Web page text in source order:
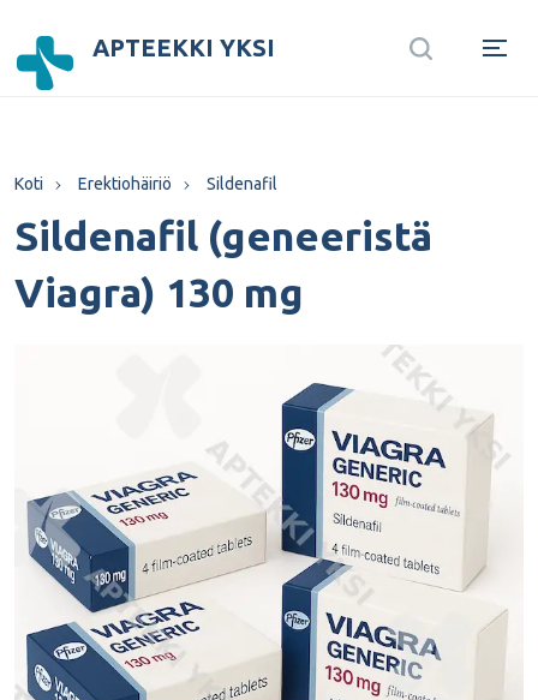
APTEEKKI YKSI
Koti Erektiohäiriö Sildenafil
Sildenafil (geneeristä
Viagra) 130 mg